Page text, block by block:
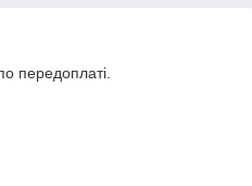
передоплаті.